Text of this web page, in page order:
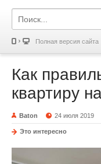
Полная версия сайта
Как
квартиру
Baton 24 июля 2019
Это интересно